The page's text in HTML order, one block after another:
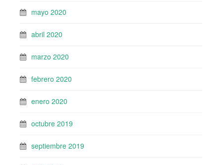
mayo 2020
abril 2020
marzo 2020
febrero 2020
enero 2020
octubre 2019
septiembre 2019